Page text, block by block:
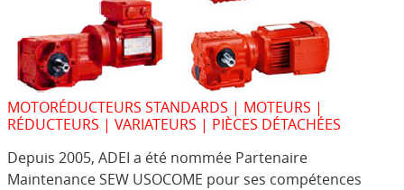
MOTORÉDUCTEURS STANDARDS | MOTEURS |
RÉDUCTEURS | VARIATEURS | PIÈCES DÉTACHÉES
Depuis 2005, ADEI a été nommée Partenaire
Maintenance SEW USOCOME pour ses compétences